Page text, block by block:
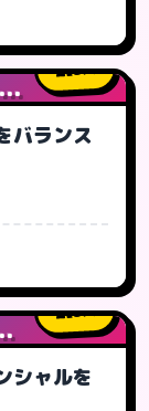
5人
バランス
3人
シャルを